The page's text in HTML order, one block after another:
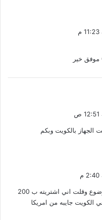
خير
بالكويت وبكم
تم الرد ابو رادا في الموضوع وقلت اني اشتريته ب 200
جايبه من امريكا